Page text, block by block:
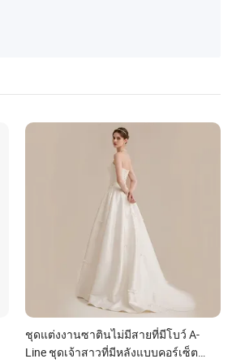
ชุดแต่งงานซาตินไม่มีสายที่มีโบว์ A-
Line ชุดเจ้าสาวที่มีหลังแบบคอร์เซ็ต